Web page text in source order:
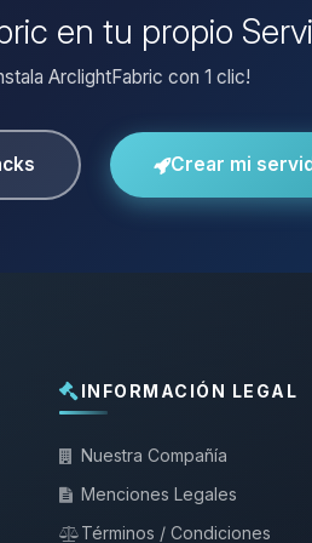
en tu propio
ArclightFabric con 1 clic!
Crear mi
INFORMACIÓN LEGAL
Nuestra Compañía
Menciones Legales
Términos / Condiciones